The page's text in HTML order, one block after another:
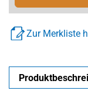
Zur Merkliste